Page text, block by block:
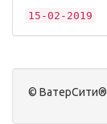
15-02-2019
© ВатерСити®